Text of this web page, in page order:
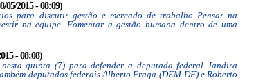
05/2015 - 08:09)
para discutir gestão e mercado de trabalho Pensar na
na equipe. Fomentar a gestão humana dentro de uma
- 08:08)
quinta (7) para defender a deputada federal Jandira
deputados federais Alberto Fraga (DEM-DF) e Roberto